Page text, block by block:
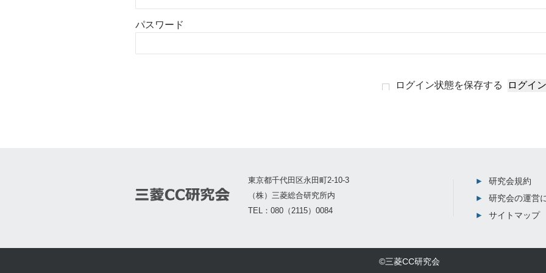
パスワード
ログイン状態を保存する
東京都千代田区永田町2-10-3
（株）三菱総合研究所内
TEL：080（2115）0084
研究会規約
研究会の運営
サイトマップ
©三菱CC研究会